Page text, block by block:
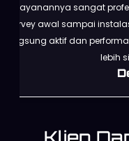
Pelayanannya sangat
survey awal sampai
langsung aktif dan
lebih
Klien